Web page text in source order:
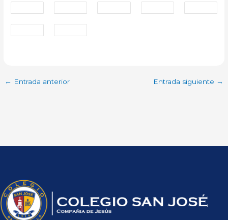
← Entrada anterior Entrada siguiente →